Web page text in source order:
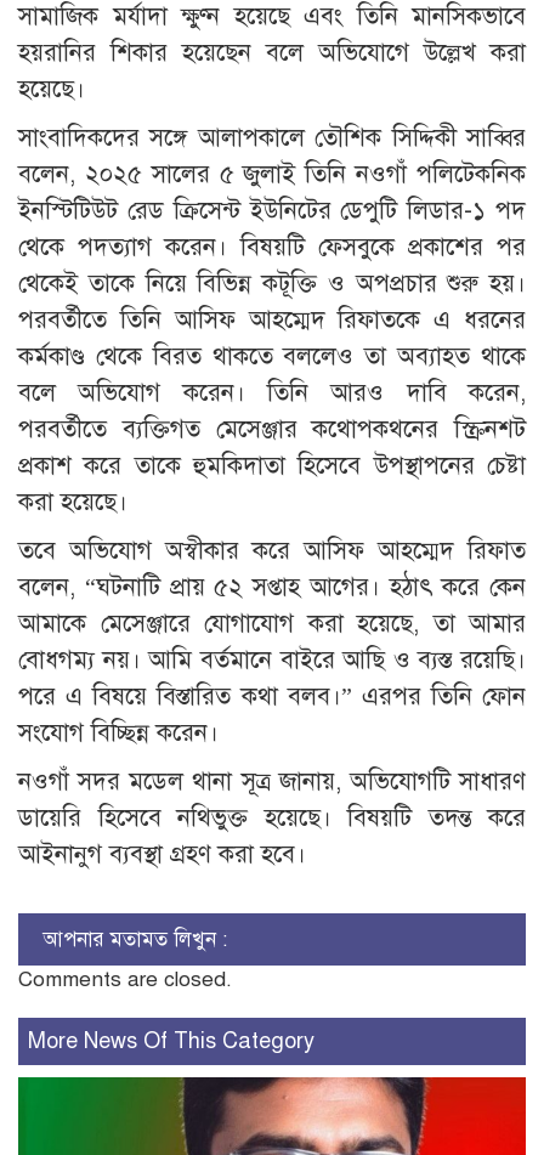
সামাজিক মর্যাদা ক্ষুণ্ন হয়েছে এবং তিনি মানসিকভাবে
হয়রানির শিকার হয়েছেন বলে অভিযোগে উল্লেখ করা
হয়েছে।
সাংবাদিকদের সঙ্গে আলাপকালে তৌশিক সিদ্দিকী সাব্বির
বলেন, ২০২৫ সালের ৫ জুলাই তিনি নওগাঁ পলিটেকনিক
ইনস্টিটিউট রেড ক্রিসেন্ট ইউনিটের ডেপুটি লিডার-১ পদ
থেকে পদত্যাগ করেন। বিষয়টি ফেসবুকে প্রকাশের পর
থেকেই তাকে নিয়ে বিভিন্ন কটূক্তি ও অপপ্রচার শুরু হয়।
পরবর্তীতে তিনি আসিফ আহম্মেদ রিফাতকে এ ধরনের
কর্মকাণ্ড থেকে বিরত থাকতে বললেও তা অব্যাহত থাকে
বলে অভিযোগ করেন। তিনি আরও দাবি করেন,
পরবর্তীতে ব্যক্তিগত মেসেঞ্জার কথোপকথনের স্ক্রিনশট
প্রকাশ করে তাকে হুমকিদাতা হিসেবে উপস্থাপনের চেষ্টা
করা হয়েছে।
তবে অভিযোগ অস্বীকার করে আসিফ আহম্মেদ রিফাত
বলেন, “ঘটনাটি প্রায় ৫২ সপ্তাহ আগের। হঠাৎ করে কেন
আমাকে মেসেঞ্জারে যোগাযোগ করা হয়েছে, তা আমার
বোধগম্য নয়। আমি বর্তমানে বাইরে আছি ও ব্যস্ত রয়েছি।
পরে এ বিষয়ে বিস্তারিত কথা বলব।” এরপর তিনি ফোন
সংযোগ বিচ্ছিন্ন করেন।
নওগাঁ সদর মডেল থানা সূত্র জানায়, অভিযোগটি সাধারণ
ডায়েরি হিসেবে নথিভুক্ত হয়েছে। বিষয়টি তদন্ত করে
আইনানুগ ব্যবস্থা গ্রহণ করা হবে।
আপনার মতামত লিখুন :
Comments are closed.
More News Of This Category